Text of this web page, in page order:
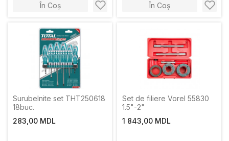
În Coș În Coș
Surubelnite set THT250618
18buc.
283,00 MDL
Set de filiere Vorel 55830
1.5"-2"
1 843,00 MDL